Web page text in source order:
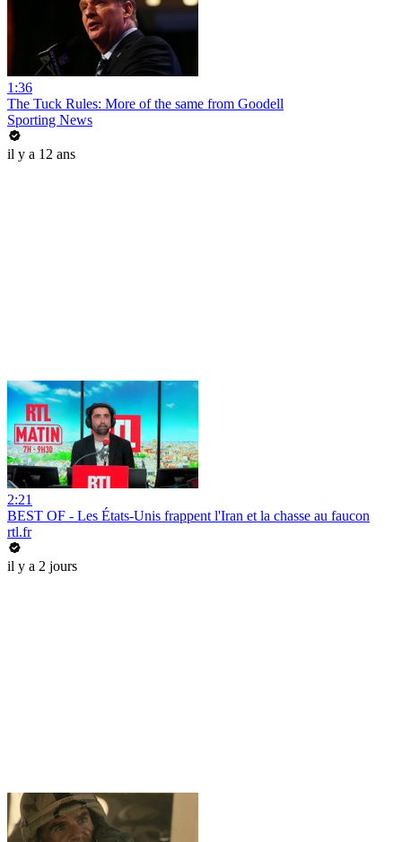
1:36
The Tuck Rules: More of the same from Goodell
Sporting News
il y a 12 ans
2:21
BEST OF - Les États-Unis frappent l'Iran et la chasse au faucon
rtl.fr
il y a 2 jours